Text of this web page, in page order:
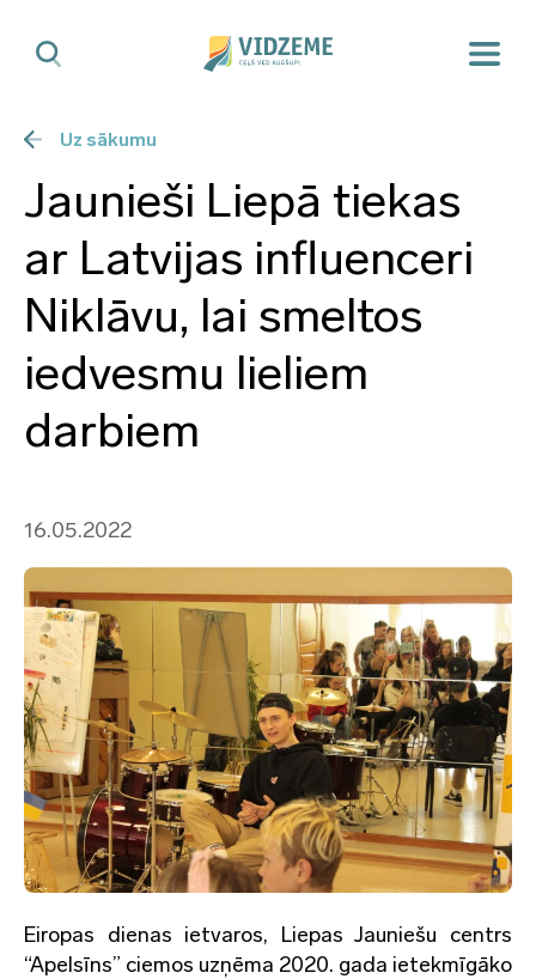
Uz sākumu
Jaunieši Liepā tiekas
ar Latvijas influenceri
Niklāvu, lai smeltos
iedvesmu lieliem
darbiem
16.05.2022
Eiropas dienas ietvaros, Liepas Jauniešu centrs
“Apelsīns” ciemos uzņēma 2020. gada ietekmīgāko